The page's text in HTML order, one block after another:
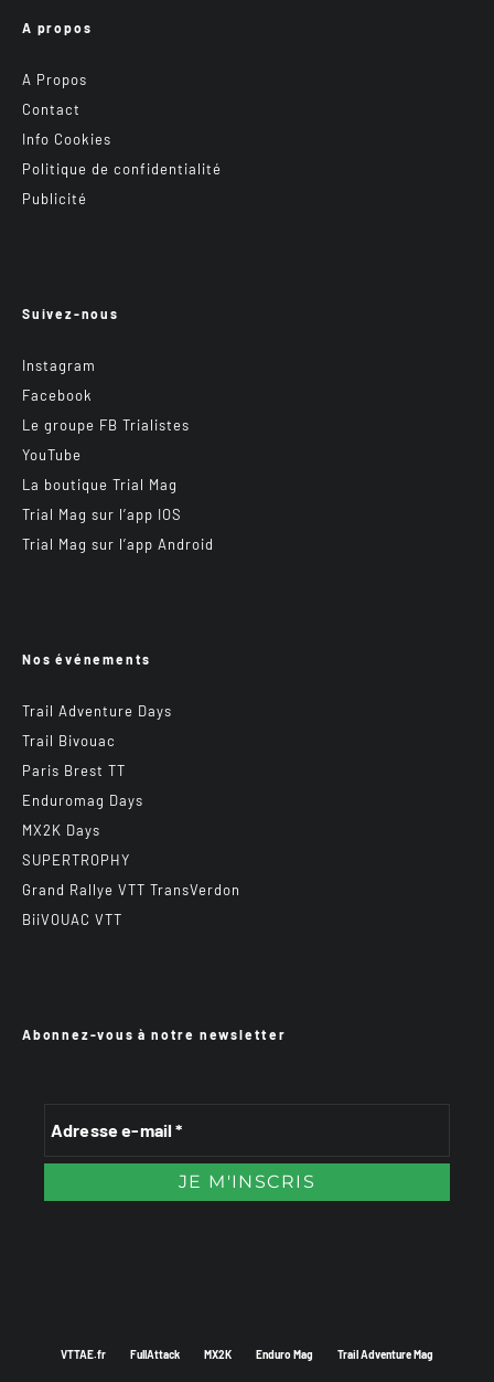
A propos
A Propos
Contact
Info Cookies
Politique de confidentialité
Publicité
Suivez-nous
Instagram
Facebook
Le groupe FB Trialistes
YouTube
La boutique Trial Mag
Trial Mag sur l’app IOS
Trial Mag sur l’app Android
Nos événements
Trail Adventure Days
Trail Bivouac
Paris Brest TT
Enduromag Days
MX2K Days
SUPERTROPHY
Grand Rallye VTT TransVerdon
BiiVOUAC VTT
Abonnez-vous à notre newsletter
VTTAE.fr FullAttack MX2K Enduro Mag Trail Adventure Mag